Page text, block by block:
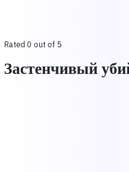
Rated 0 out of 5
Застенчивый